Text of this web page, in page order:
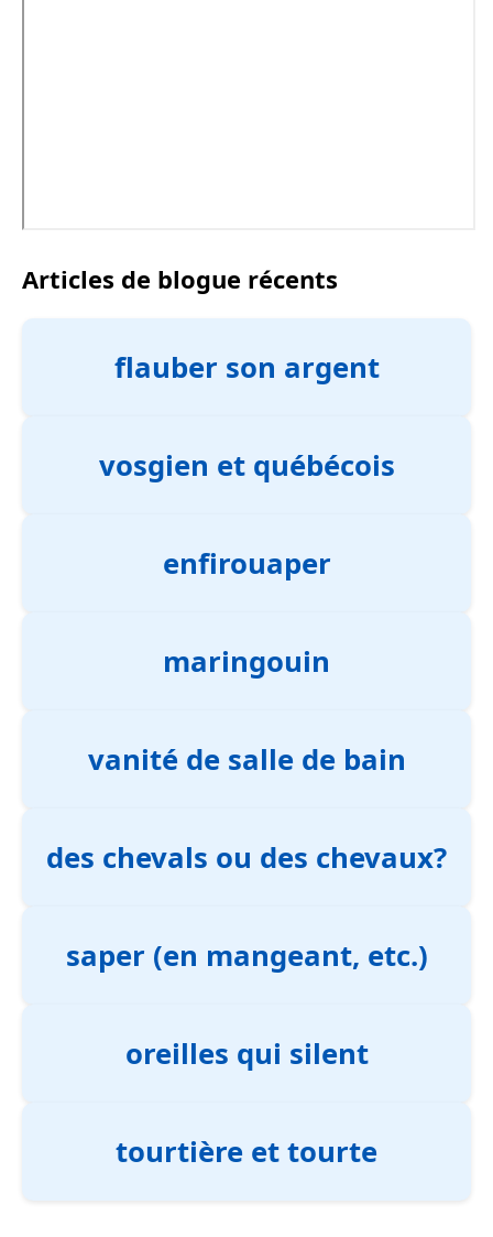
Articles de blogue récents
flauber son argent
vosgien et québécois
enfirouaper
maringouin
vanité de salle de bain
des chevals ou des chevaux?
saper (en mangeant, etc.)
oreilles qui silent
tourtière et tourte